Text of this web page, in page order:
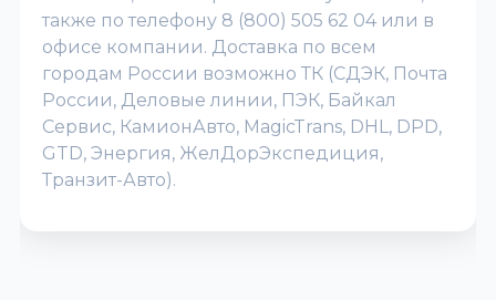
также по телефону 8 (800) 505 62 04 или в
офисе компании. Доставка по всем
городам России возможно ТК (СДЭК, Почта
России, Деловые линии, ПЭК, Байкал
Сервис, КамионАвто, MagicTrans, DHL, DPD,
GTD, Энергия, ЖелДорЭкспедиция,
Транзит-Авто).